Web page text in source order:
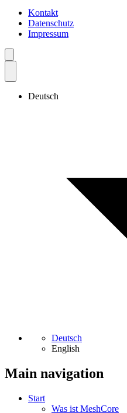
Kontakt
Datenschutz
Impressum
Deutsch
Deutsch
English
Main navigation
Start
Was ist MeshCore